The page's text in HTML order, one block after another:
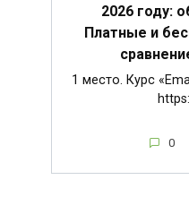
2026 году:
Платные и
1 место. Курс
0